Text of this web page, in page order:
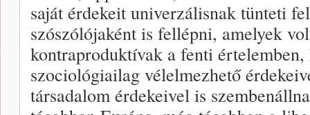
saját érdekeit univerzálisnak tünteti
szószólójaként is fellépni, amelyek
kontraproduktívak a fenti
szociológiailag vélelmezhető
társadalom érdekeivel is